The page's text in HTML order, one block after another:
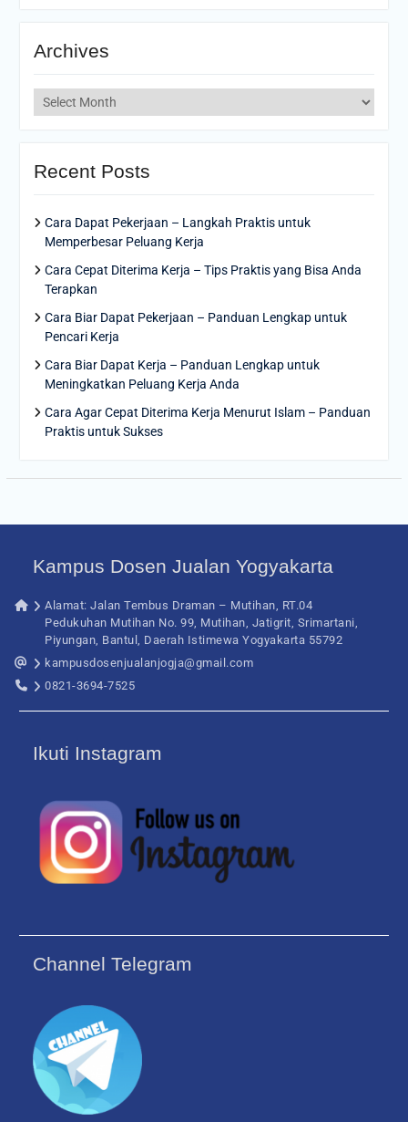
Archives
Archives
Recent Posts
Cara Dapat Pekerjaan – Langkah Praktis untuk
Memperbesar Peluang Kerja
Cara Cepat Diterima Kerja – Tips Praktis yang Bisa Anda
Terapkan
Cara Biar Dapat Pekerjaan – Panduan Lengkap untuk
Pencari Kerja
Cara Biar Dapat Kerja – Panduan Lengkap untuk
Meningkatkan Peluang Kerja Anda
Cara Agar Cepat Diterima Kerja Menurut Islam – Panduan
Praktis untuk Sukses
Kampus Dosen Jualan Yogyakarta
Alamat: Jalan Tembus Draman – Mutihan, RT.04
Pedukuhan Mutihan No. 99, Mutihan, Jatigrit, Srimartani,
Piyungan, Bantul, Daerah Istimewa Yogyakarta 55792
kampusdosenjualanjogja@gmail.com
0821-3694-7525
Ikuti Instagram
Channel Telegram